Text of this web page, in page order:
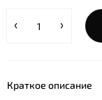
Краткое описание